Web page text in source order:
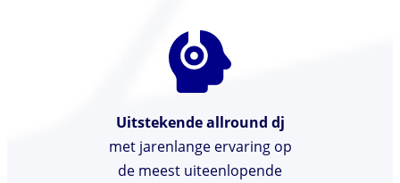
Uitstekende allround dj
met jarenlange ervaring op
de meest uiteenlopende